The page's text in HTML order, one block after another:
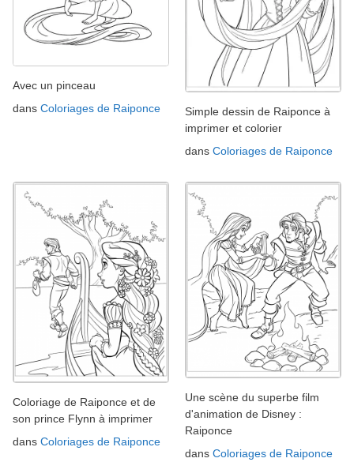
Avec un pinceau
dans Coloriages de Raiponce
Simple dessin de Raiponce à
imprimer et colorier
dans Coloriages de Raiponce
Coloriage de Raiponce et de
son prince Flynn à imprimer
dans Coloriages de Raiponce
Une scène du superbe film
d'animation de Disney :
Raiponce
dans Coloriages de Raiponce